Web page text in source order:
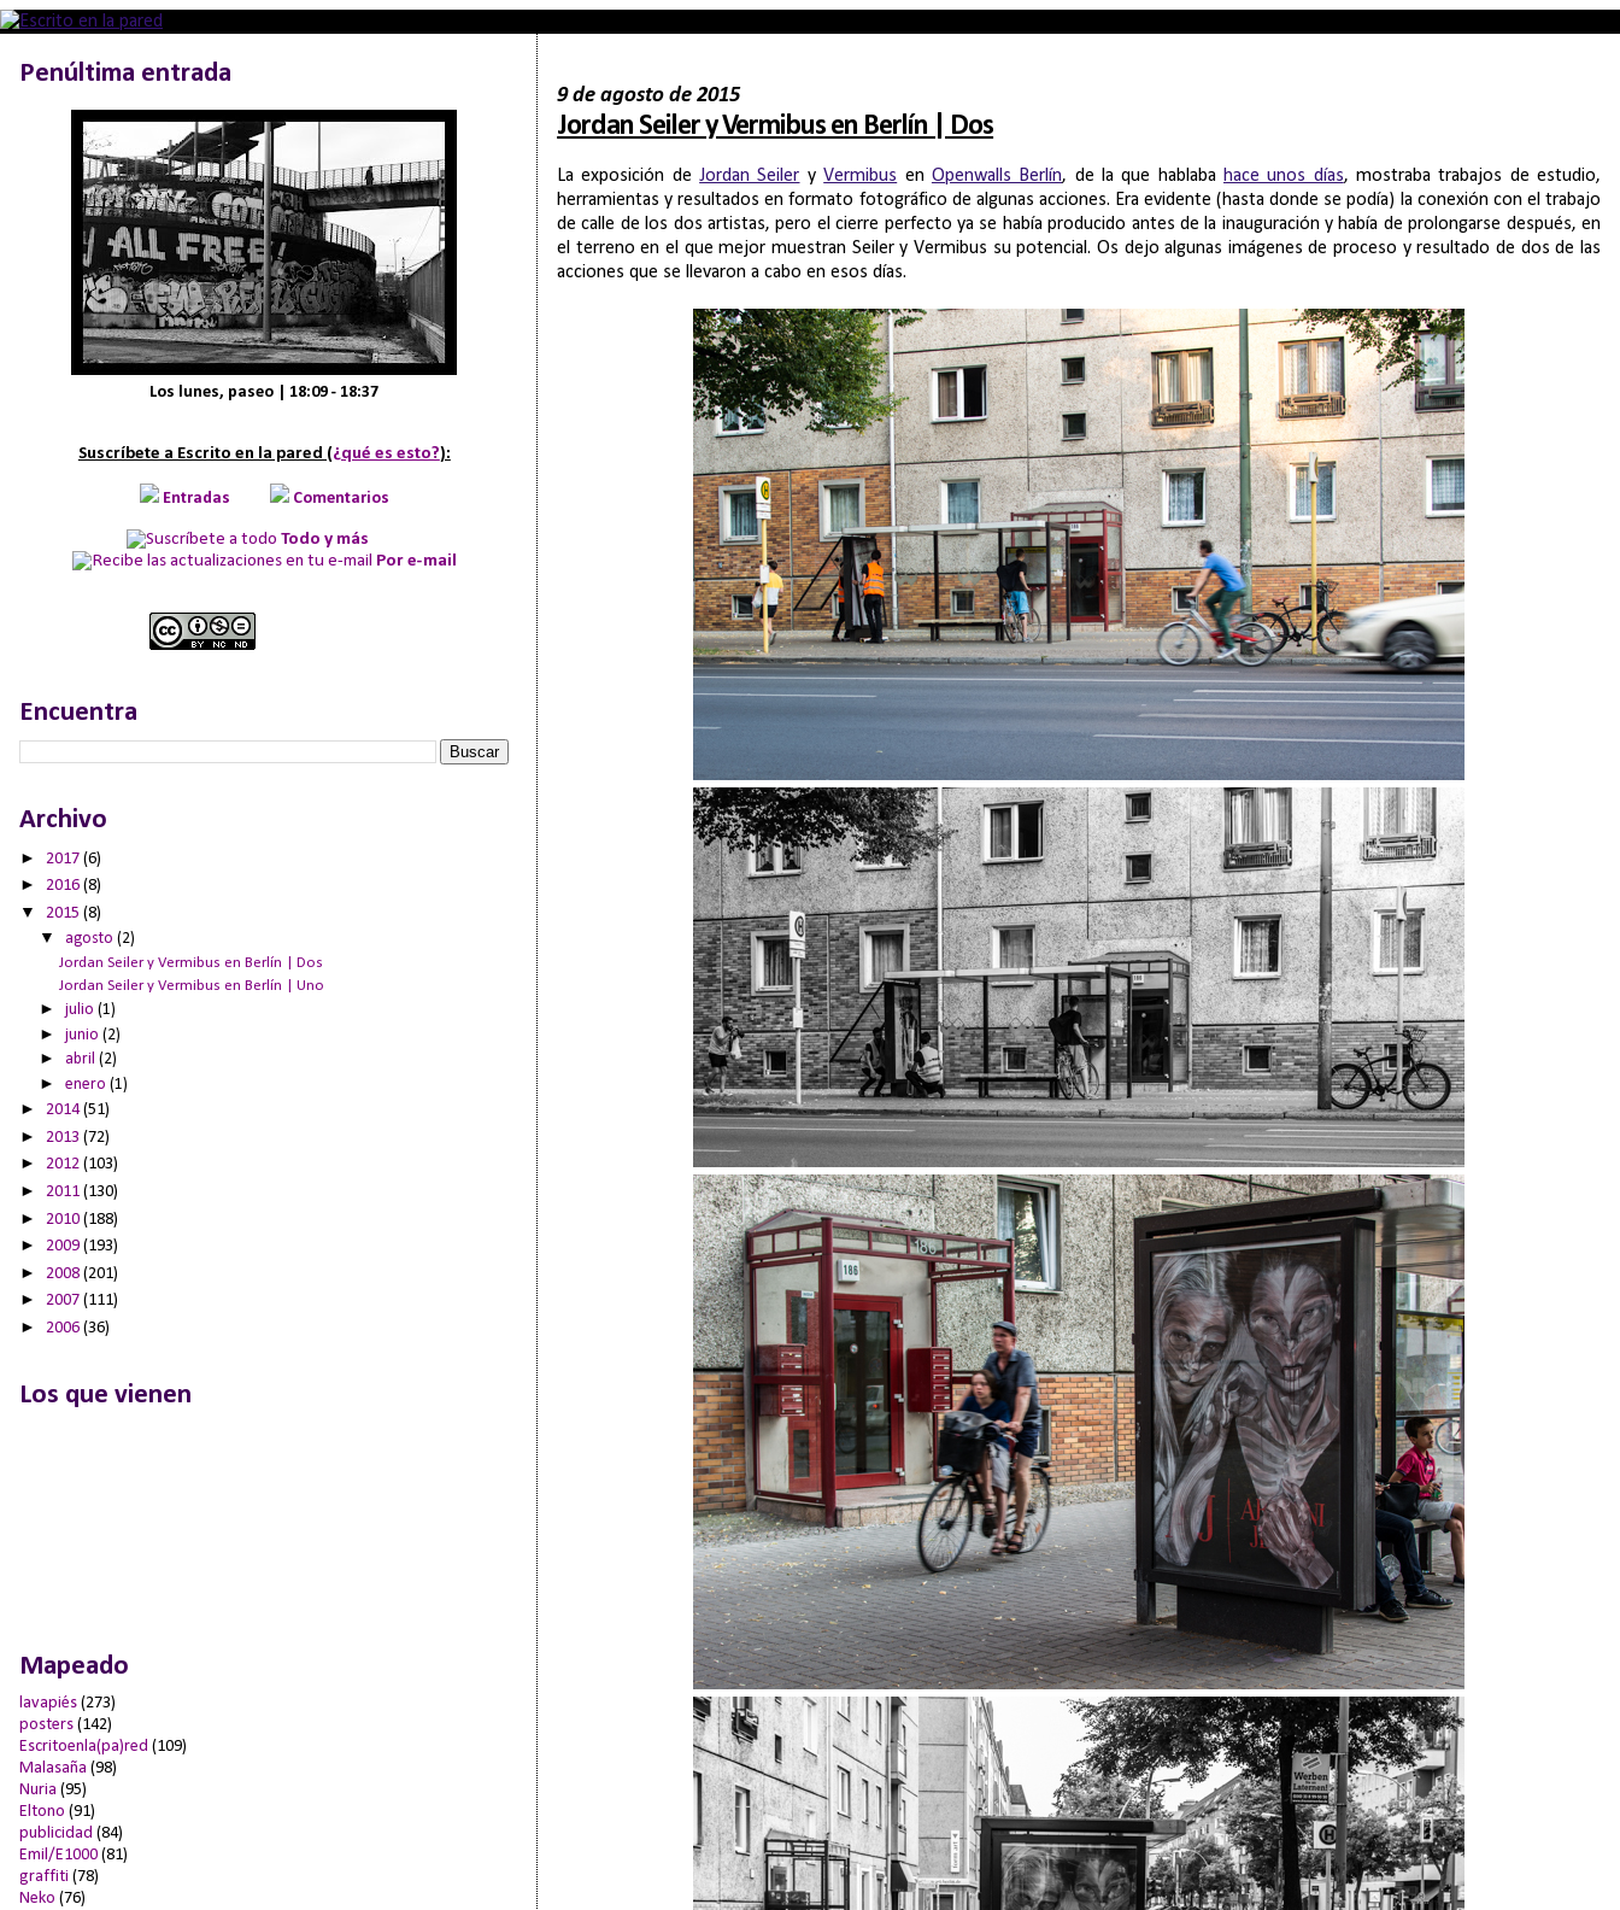
9 de agosto de 2015
Jordan Seiler y Vermibus en Berlín | Dos
La exposición deJordan Seiler yVermibus en Openwalls Berlín, de la que hablaba hace unos días, mostraba trabajos de estudio,
herramientas y resultados en formato fotográfico de algunas acciones. Era evidente (hasta donde se podía) la conexión con el trabajo
de calle de los dos artistas, pero el cierre perfecto ya se había producido antes de la inauguración y había de prolongarse después, en
el terreno en el que mejor muestran Seiler y Vermibus su potencial. Os dejo algunas imágenes de proceso y resultado de dos de las
acciones que se llevaron a cabo en esos días.
Penúltima entrada
Los lunes, paseo | 18:09 - 18:37
Suscríbete a Escrito en la pared (¿qué es esto?):
Entradas Comentarios
Todo y más
Por e-mail
Encuentra
Archivo
► 2017 (6)
► 2016 (8)
▼ 2015 (8)
▼
agosto(2)
Jordan Seiler y Vermibus en Berlín | Dos
Jordan Seiler y Vermibus en Berlín | Uno
►julio(1)
►junio(2)
► abril(2)
►enero(1)
► 2014(51)
► 2013 (72)
► 2012 (103)
► 2011 (130)
► 2010 (188)
► 2009 (193)
► 2008 (201)
► 2007 (111)
► 2006 (36)
Los que vienen
Mapeado
lavapiés (273)
posters (142)
Escritoenla(pa)red (109)
Malasaña (98)
Nuria (95)
Eltono (91)
publicidad (84)
Emil/E1000 (81)
graffiti (78)
Neko (76)